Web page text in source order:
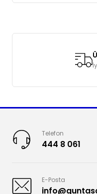
Ürün resmi
Ürün
Ürün bilgilerinde
Telefon
444 8 061
E-Posta